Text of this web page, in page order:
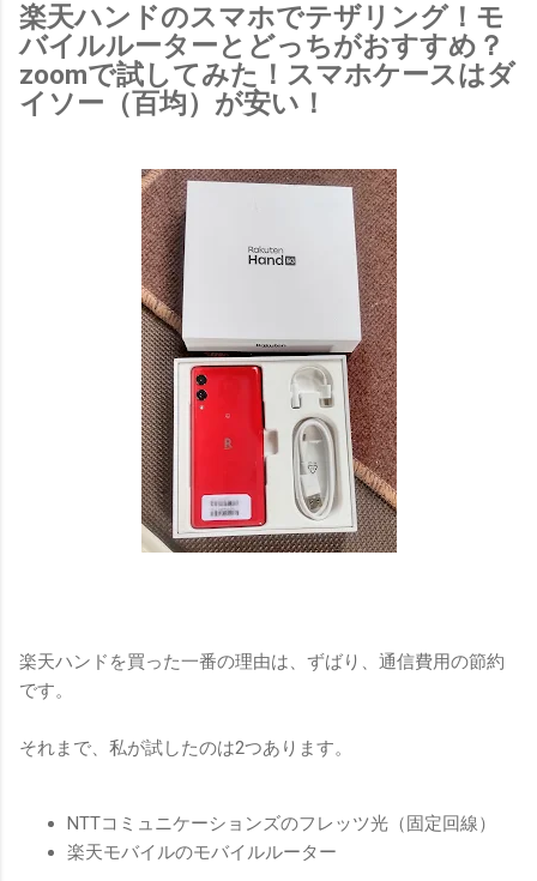
楽天ハンドのスマホでテザリング！モ
バイルルーターとどっちがおすすめ？
zoomで試してみた！スマホケースはダ
イソー（百均）が安い！
楽天ハンドを買った一番の理由は、ずばり、通信費用の節約
です。
それまで、私が試したのは2つあります。
NTTコミュニケーションズのフレッツ光（固定回線）
楽天モバイルのモバイルルーター